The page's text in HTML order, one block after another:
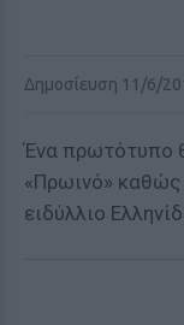
Δημοσίευση 11/6/
Ένα πρωτότυπο
«Πρωινό»
ειδύλλιο